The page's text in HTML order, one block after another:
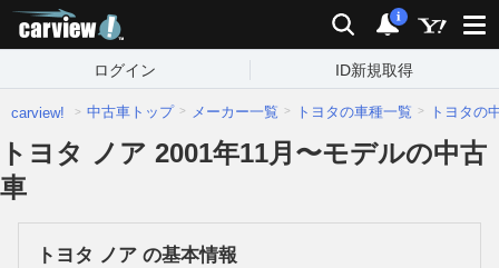
検索 通知
i
ログイン ID新規取得
carview! 中古車トップ メーカー一覧 トヨタの車種一覧 トヨタの
トヨタ ノア 2001年11月〜モデルの中古
車
トヨタ ノア の基本情報